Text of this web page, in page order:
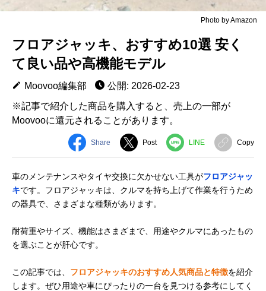
Photo by Amazon
フロアジャッキ、おすすめ10選 安く
て良い品や高機能モデル
Moovoo編集部
公開: 2026-02-23
※記事で紹介した商品を購入すると、売上の一部が
Moovooに還元されることがあります。
Share Post LINE Copy
車のメンテナンスやタイヤ交換に欠かせない工具がフロアジャッ
キです。フロアジャッキは、クルマを持ち上げて作業を行うため
の器具で、さまざまな種類があります。
耐荷重やサイズ、機能はさまざまで、用途やクルマにあったもの
を選ぶことが肝心です。
この記事では、 フロアジャッキのおすすめ人気商品と特徴を紹介
します。ぜひ用途や車にぴったりの一台を見つける参考にしてく